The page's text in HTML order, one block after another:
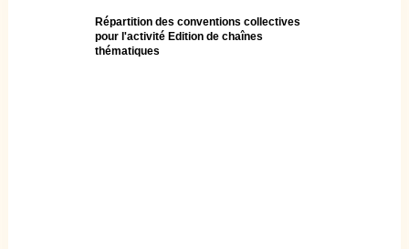
Répartition des conventions collectives
pour l'activité Edition de chaînes
thématiques